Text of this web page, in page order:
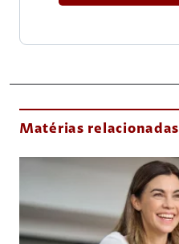
Matérias relacionadas